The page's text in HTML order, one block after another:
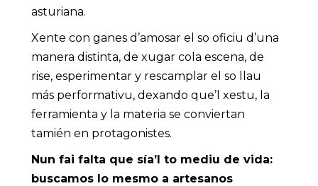
asturiana.
Xente con ganes d’amosar el so oficiu d’una
manera distinta, de xugar cola escena, de
rise, esperimentar y rescamplar el so llau
más performativu, dexando que’l xestu, la
ferramienta y la materia se conviertan
tamién en protagonistes.
Nun fai falta que sía’l to mediu de vida:
buscamos lo mesmo a artesanos